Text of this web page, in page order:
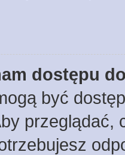
dostępu
być